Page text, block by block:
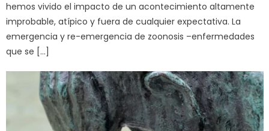
hemos vivido el impacto de un acontecimiento altamente
improbable, atípico y fuera de cualquier expectativa. La
emergencia y re-emergencia de zoonosis –enfermedades
que se […]